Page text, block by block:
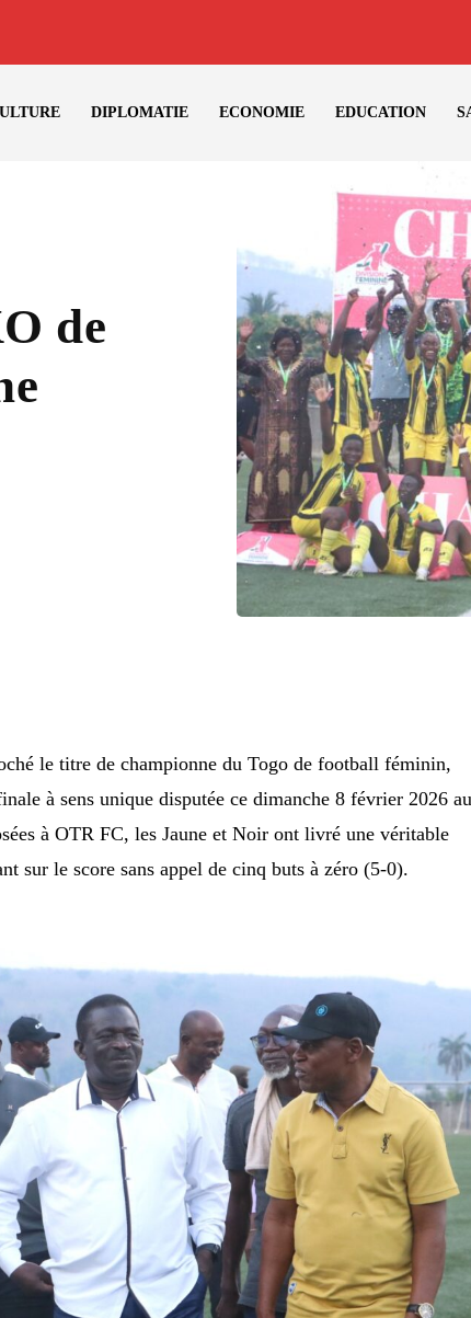
DIPLOMATIE ECONOMIE EDUCATION
de
le titre de championne du Togo de football féminin,
à sens unique disputée ce dimanche 8 février 2026 au
à OTR FC, les Jaune et Noir ont livré une véritable
sur le score sans appel de cinq buts à zéro (5-0).